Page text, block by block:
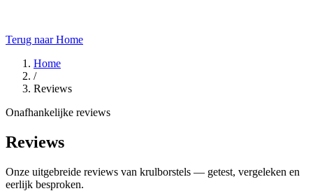
Terug naar Home
Home
/
Reviews
Onafhankelijke reviews
Reviews
Onze uitgebreide reviews van krulborstels — getest, vergeleken en
eerlijk besproken.